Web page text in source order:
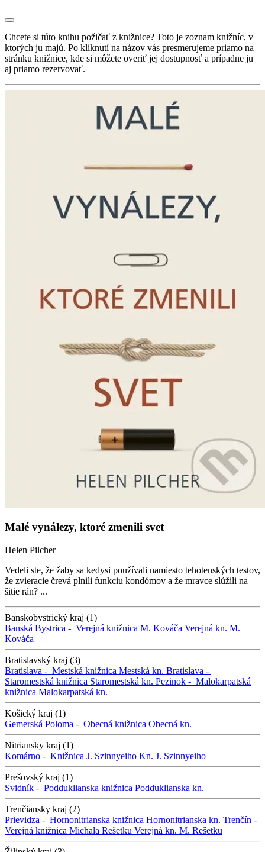
Chcete si túto knihu požičať z knižnice? Toto je zoznam knižníc, v
ktorých ju majú. Po kliknutí na názov vás presmerujeme priamo na
stránku knižnice, kde si môžete overiť jej dostupnosť a prípadne ju
aj priamo rezervovať.
Malé vynálezy, ktoré zmenili svet
Helen Pilcher
Vedeli ste, že žaby sa kedysi používali namiesto tehotenských testov,
že zvieracie črevá plnili funkciu kondómov a že mravce slúžili na
šitie rán? ...
Banskobystrický kraj (1)
Banská Bystrica - Verejná knižnica M. Kováča Verejná kn. M.
Kováča
Bratislavský kraj (3)
Bratislava - Mestská knižnica Mestská kn. Bratislava -
Staromestská knižnica Staromestská kn. Pezinok - Malokarpatská
knižnica Malokarpatská kn.
Košický kraj (1)
Gemerská Poloma - Obecná knižnica Obecná kn.
Nitriansky kraj (1)
Komárno - Knižnica J. Szinnyeiho Kn. J. Szinnyeiho
Prešovský kraj (1)
Svidník - Podduklianska knižnica Podduklianska kn.
Trenčiansky kraj (2)
Prievidza - Hornonitrianska knižnica Hornonitrianska kn. Trenčín -
Verejná knižnica Michala Rešetku Verejná kn. M. Rešetku